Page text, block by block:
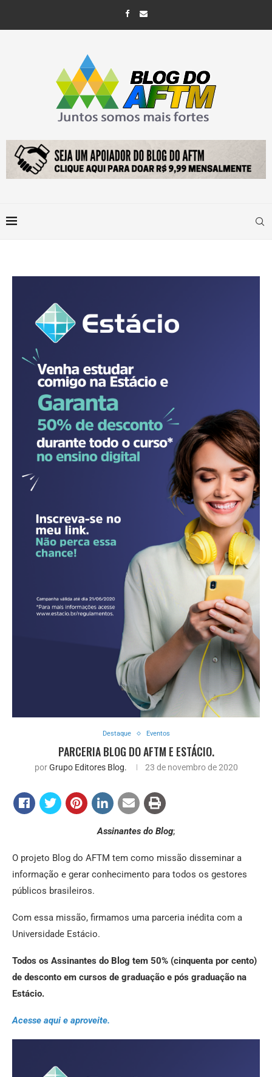
Destaque Eventos
PARCERIA BLOG DO AFTM E ESTÁCIO.
porGrupo Editores Blog. 23 de novembro de 2020
Assinantes do Blog;
O projeto Blog do AFTM tem como missão disseminar a
informação e gerar conhecimento para todos os gestores
públicos brasileiros.
Com essa missão, firmamos uma parceria inédita com a
Universidade Estácio.
Todos os Assinantes do Blog tem 50% (cinquenta por cento)
de desconto em cursos de graduação e pós graduação na
Estácio.
Acesse aqui e aproveite.